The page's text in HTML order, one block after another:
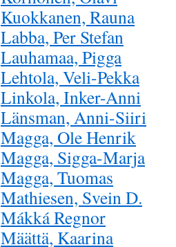
Kuokkanen, Rauna
Labba, Per Stefan
Lauhamaa, Pigga
Lehtola, Veli-Pekka
Linkola, Inker-Anni
Länsman, Anni-Siiri
Magga, Ole Henrik
Magga, Sigga-Marja
Magga, Tuomas
Mathiesen, Svein D.
Mákká Regnor
Määttä, Kaarina